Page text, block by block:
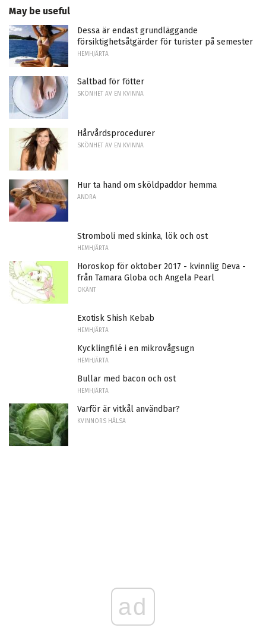
May be useful
Dessa är endast grundläggande
försiktighetsåtgärder för turister på semester
HEMHJÄRTA
Saltbad för fötter
SKÖNHET AV EN KVINNA
Hårvårdsprocedurer
SKÖNHET AV EN KVINNA
Hur ta hand om sköldpaddor hemma
ANDRA
Stromboli med skinka, lök och ost
HEMHJÄRTA
Horoskop för oktober 2017 - kvinnlig Deva -
från Tamara Globa och Angela Pearl
OKÄNT
Exotisk Shish Kebab
HEMHJÄRTA
Kycklingfilé i en mikrovågsugn
HEMHJÄRTA
Bullar med bacon och ost
HEMHJÄRTA
Varför är vitkål användbar?
KVINNORS HÄLSA
ad